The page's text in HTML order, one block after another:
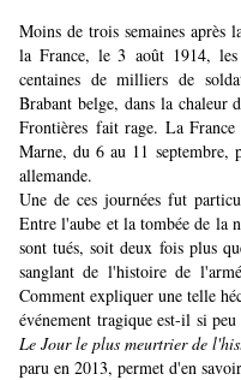
Moins de trois semaines après
la France, le 3 août 1914, les
centaines de milliers de
Brabant belge, dans la chaleur
Frontières fait rage. La
Marne, du 6 au 11 septembre,
allemande.
Une de ces journées fut
Entre l'aube et la tombée de la
sont tués, soit deux fois plus
sanglant de l'histoire de
Comment expliquer une telle
événement tragique est-il si
Le Jour le plus meurtrier de
paru en 2013, permet d'en